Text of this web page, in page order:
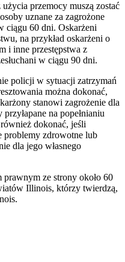
przemocy muszą zostać
uznane za zagrożone
ciągu 60 dni. Oskarżeni
na przykład oskarżeni o
i inne przestępstwa z
w ciągu 90 dni.
policji w sytuacji zatrzymań
można dokonać,
stanowi zagrożenie dla
na popełnianiu
dokonać, jeśli
problemy zdrowotne lub
dla jego własnego
ze strony około 60
Illinois, którzy twierdzą,